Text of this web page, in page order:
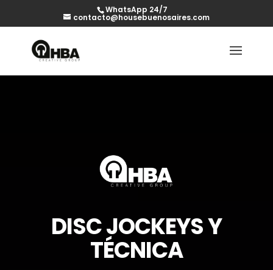
WhatsApp 24/7
contacto@housebuenosaires.com
DISC JOCKEYS Y
TÉCNICA